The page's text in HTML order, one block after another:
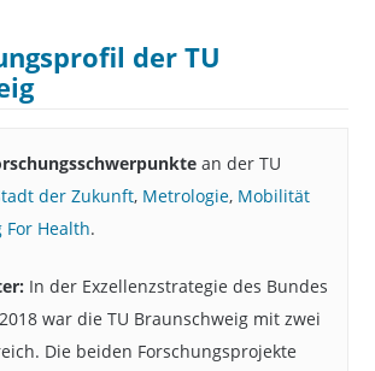
der TU
an der TU
der Zukunft, Metrologie, Mobilität
For Health.
In der Exzellenzstrategie des Bundes
war die TU Braunschweig mit zwei
Die beiden Forschungsprojekte